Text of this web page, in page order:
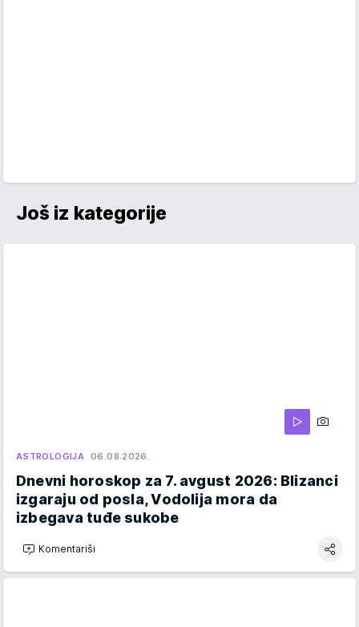
Još iz kategorije
ASTROLOGIJA 06.08.2026.
Dnevni horoskop za 7. avgust 2026: Blizanci
izgaraju od posla, Vodolija mora da
izbegava tuđe sukobe
Komentariši